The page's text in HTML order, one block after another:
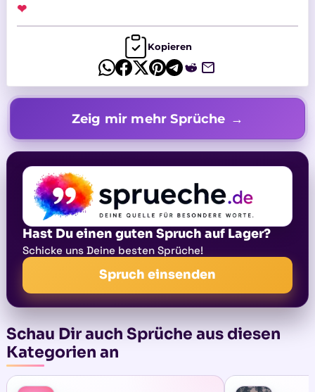
❤
Kopieren
Zeig mir mehr Sprüche
Hast Du einen guten Spruch auf Lager?
Schicke uns Deine besten Sprüche!
Spruch einsenden
Schau Dir auch Sprüche aus diesen
Kategorien an